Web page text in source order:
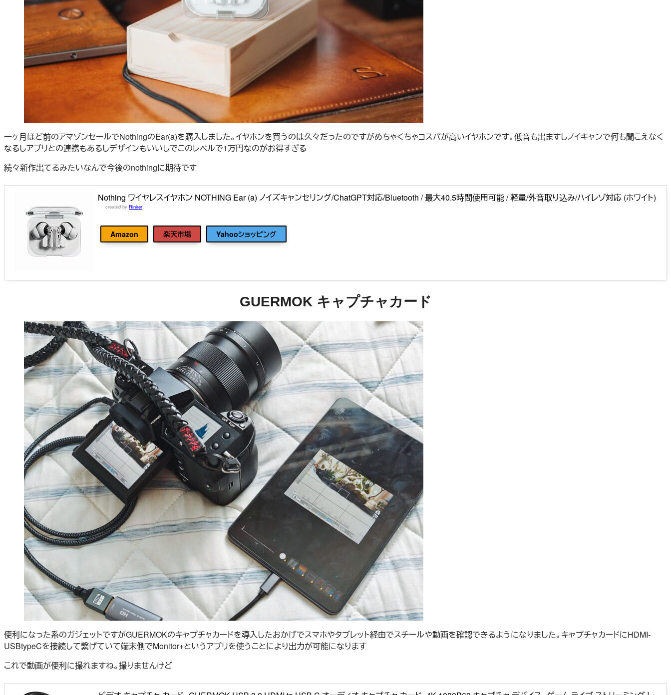
一ヶ月ほど前のアマゾンセールでNothingのEar(a)を購入しました。イヤホンを買うのは久々だったのですがめちゃくちゃコスパが高いイヤホンです。低音も出ますしノイキャンで何も聞こえなく
なるしアプリとの連携もあるしデザインもいいしでこのレベルで1万円なのがお得すぎる
続々新作出てるみたいなんで今後のnothingに期待です
Nothing ワイヤレスイヤホン NOTHING Ear (a) ノイズキャンセリング/ChatGPT対応/Bluetooth / 最大40.5時間使用可能 / 軽量/外音取り込み/ハイレゾ対応 (ホワイト)
created by Rinker
Amazon 楽天市場 Yahooショッピング
GUERMOK キャプチャカード
便利になった系のガジェットですがGUERMOKのキャプチャカードを導入したおかげでスマホやタブレット経由でスチールや動画を確認できるようになりました。キャプチャカードにHDMI-
USBtypeCを接続して繋げていて端末側でMonitor+というアプリを使うことにより出力が可能になります
これで動画が便利に撮れますね。撮りませんけど